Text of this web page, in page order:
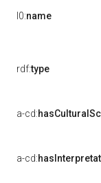
l0:name
rdf:type
a-cd:
a-cd: